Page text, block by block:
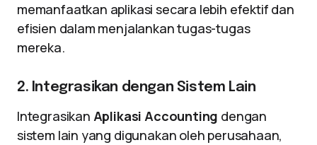
memanfaatkan aplikasi secara lebih efektif dan
efisien dalam menjalankan tugas-tugas
mereka.
2. Integrasikan dengan Sistem Lain
Integrasikan Aplikasi Accounting dengan
sistem lain yang digunakan oleh perusahaan,